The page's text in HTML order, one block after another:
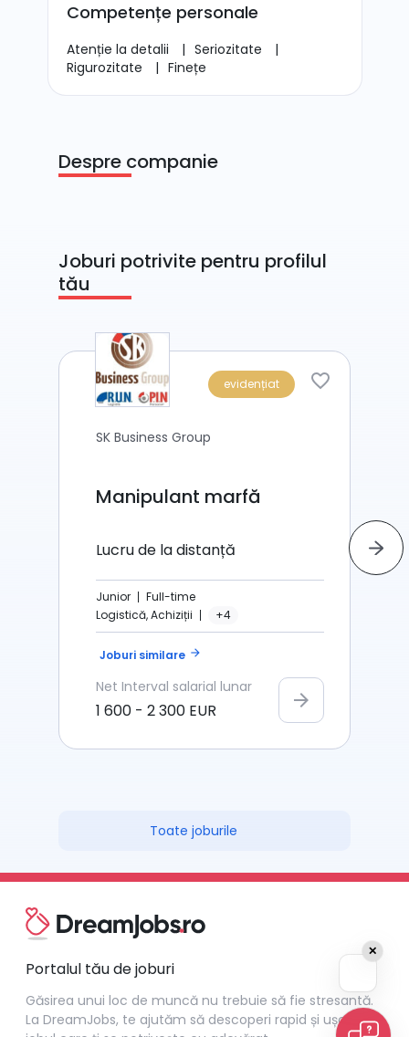
Competențe personale
Atenție la detalii | Seriozitate
|
Rigurozitate
| Finețe
Despre companie
Joburi potrivite pentru profilul
tău
evidențiat
SK Business Group
Manipulant marfă
Lucru de la distanță
Junior
Full-time
Logistică, Achiziții
+4
Joburi similare arrow_forward
Net Interval salarial lunar
1 600 - 2 300 EUR arrow_forward
Toate joburile
Portalul tău de joburi
Găsirea unui loc de muncă nu trebuie să fie stresantă.
La DreamJobs, te ajutăm să descoperi rapid și ușor
✕